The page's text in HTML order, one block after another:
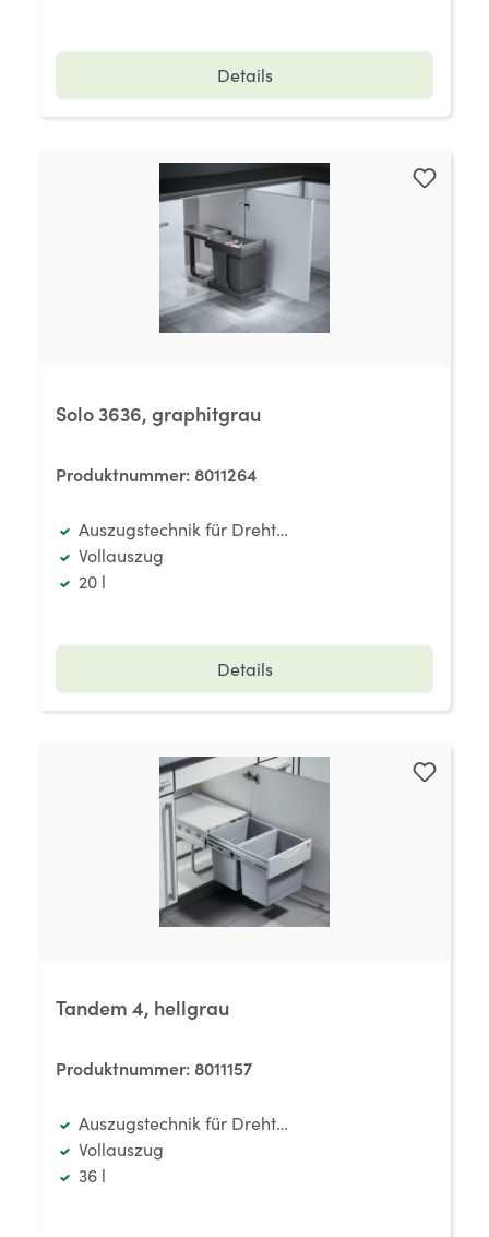
Details
Solo 3636, graphitgrau
Produktnummer:8011264
Auszugstechnik für Drehtüren
Vollauszug
20 l
Details
Tandem 4, hellgrau
Produktnummer:8011157
Auszugstechnik für Drehtüren
Vollauszug
36 l